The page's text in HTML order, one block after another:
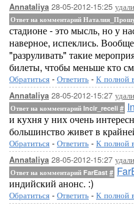
Annataliya 28-05-2012-15:25
Ответ на комментарий
стадионе - это мысль, но у
наверное, испеклись.
"разруливать" такие
билеты, чтобы меньше кто
Обратиться - Ответить - К полной
Annataliya 28-05-2012-15:27
Ответ на комментарий Incir_receli #
и кухня у них очень
большинство живет в
Обратиться - Ответить - К полной
Annataliya 28-05-2012-15:27
Ответ на комментарий FarEast #
индийский анонс. :)
Обратиться - Ответить - К полной